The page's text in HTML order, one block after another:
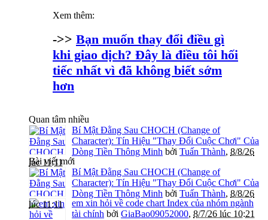
Xem thêm:
->> Bạn muốn thay đổi điều gì
khi giao dịch? Đây là điều tôi hối
tiếc nhất vì đã không biết sớm
hơn
Quan tâm nhiều
Bí Mật Đằng Sau CHOCH (Change of
Character): Tín Hiệu "Thay Đổi Cuộc Chơi" Của
Dòng Tiền Thông Minh bởi Tuấn Thành, 8/8/26
lúc 11:11
Bài viết mới
Bí Mật Đằng Sau CHOCH (Change of
Character): Tín Hiệu "Thay Đổi Cuộc Chơi" Của
Dòng Tiền Thông Minh bởi Tuấn Thành, 8/8/26
lúc 11:11
em xin hỏi về code chart Index của nhóm ngành
tài chính bởi GiaBao09052000, 8/7/26 lúc 10:21